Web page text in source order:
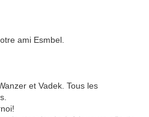
ami Esmbel.
et Vadek. Tous les